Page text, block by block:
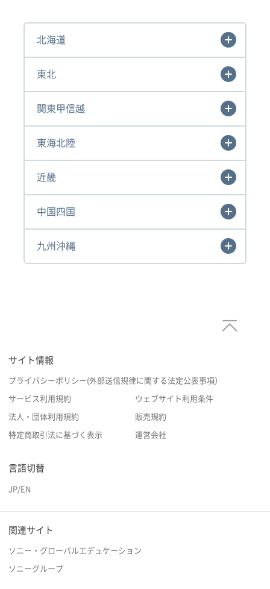
北海道
東北
関東甲信越
東海北陸
近畿
中国四国
九州沖縄
サイト情報
プライバシーポリシー(外部送信規律に関する法定公表事項）
サービス利用規約 ウェブサイト利用条件
法人・団体利用規約 販売規約
特定商取引法に基づく表示 運営会社
言語切替
JP/EN
関連サイト
ソニー・グローバルエデュケーション
ソニーグループ